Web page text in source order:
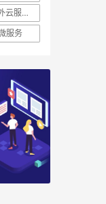
海外云服务器
服务